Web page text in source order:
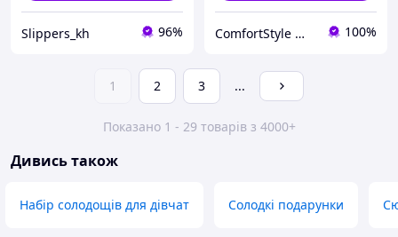
Slippers_kh 96% ComfortStyle — стиль і комфорт у кожній деталі 100%
1 2 3 ...
Показано 1 - 29 товарів з 4000+
Дивись також
Набір солодощів для дівчат Солодкі подарунки